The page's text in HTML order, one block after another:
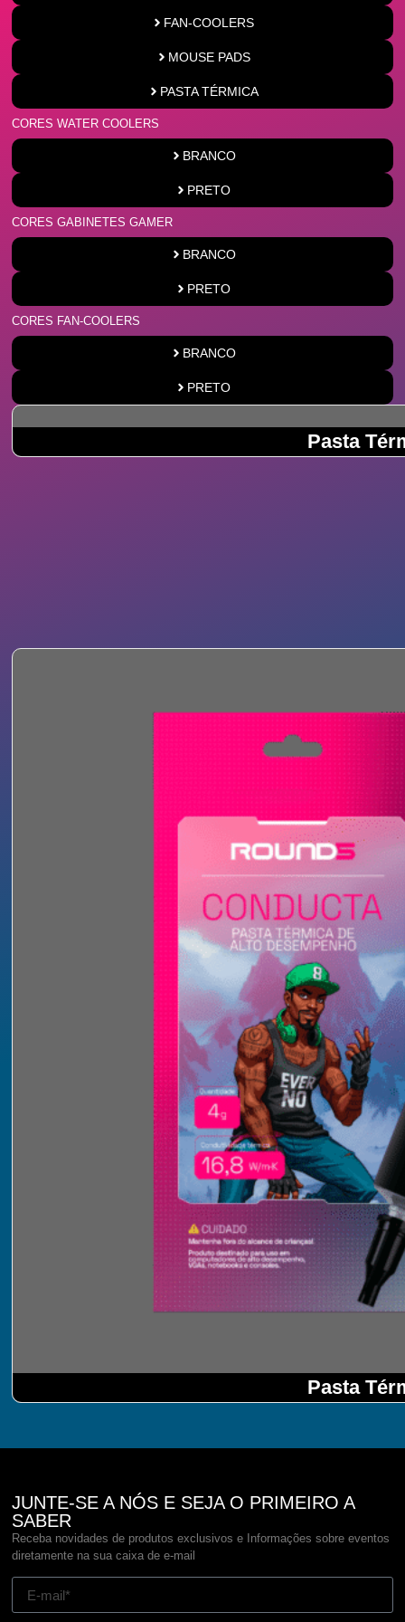
FAN-COOLERS
MOUSE PADS
PASTA TÉRMICA
CORES WATER COOLERS
BRANCO
PRETO
CORES GABINETES GAMER
BRANCO
PRETO
CORES FAN-COOLERS
BRANCO
PRETO
Pasta
Pasta
JUNTE-SE A NÓS E SEJA O PRIMEIRO A
SABER
Receba novidades de produtos exclusivos e Informações sobre eventos
diretamente na sua caixa de e-mail